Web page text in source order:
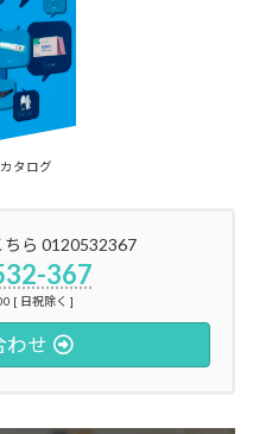
タログ
ら 0120532367
367
[ 日祝除く ]
わせ